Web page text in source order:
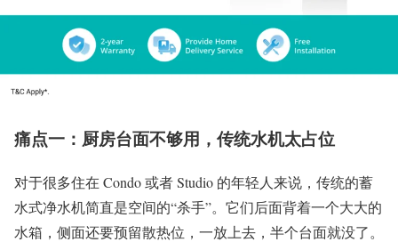
痛点一：厨房台面不够用，传统水机太占位
对于很多住在 Condo 或者 Studio 的年轻人来说，传统的蓄
水式净水机简直是空间的“杀手”。它们后面背着一个大大的
水箱，侧面还要预留散热位，一放上去，半个台面就没了。